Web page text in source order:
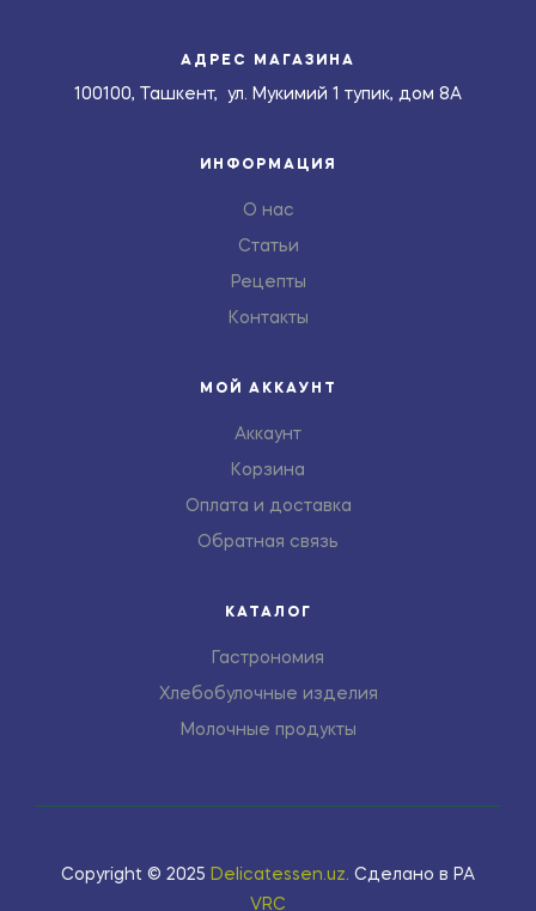
АДРЕС МАГАЗИНА
100100, Ташкент, ул. Мукимий 1 тупик, дом 8А
ИНФОРМАЦИЯ
О нас
Статьи
Рецепты
Контакты
МОЙ АККАУНТ
Аккаунт
Корзина
Оплата и доставка
Обратная связь
КАТАЛОГ
Гастрономия
Хлебобулочные изделия
Молочные продукты
Copyright © 2025 Delicatessen.uz. Сделано в РА
VRC